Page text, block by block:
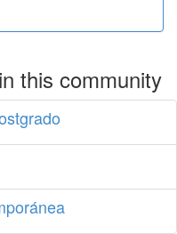
this community